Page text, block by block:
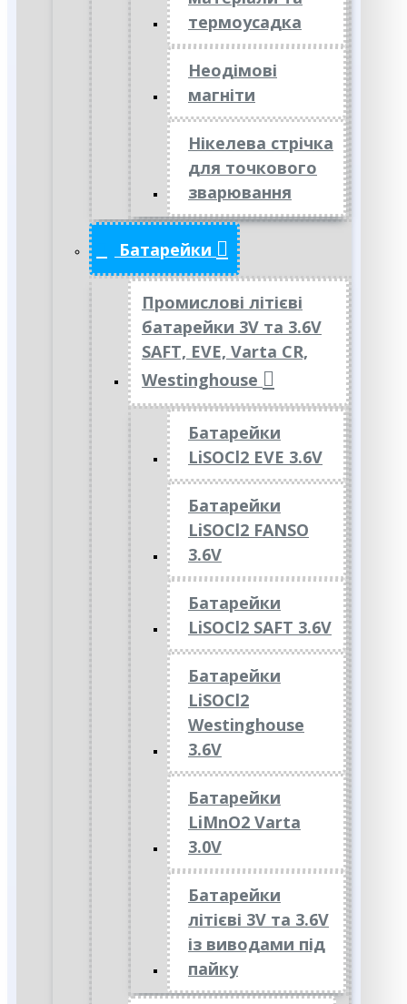
термоусадка
Неодімові
магніти
Нікелева стрічка
для точкового
зварювання
Батарейки
Промислові літієві
батарейки 3V та 3.6V
SAFT, EVE, Varta CR,
Westinghouse
Батарейки
LiSOCl2 EVE 3.6V
Батарейки
LiSOCl2 FANSO
3.6V
Батарейки
LiSOCl2 SAFT 3.6V
Батарейки
LiSOCl2
Westinghouse
3.6V
Батарейки
LiMnO2 Varta
3.0V
Батарейки
літієві 3V та 3.6V
із виводами під
пайку